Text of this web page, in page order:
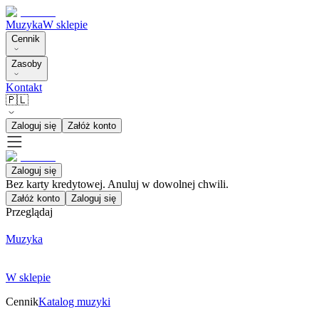
MuzykaW sklepie
Cennik
Zasoby
Kontakt
🇵🇱
Zaloguj się Załóż konto
Zaloguj się
Bez karty kredytowej. Anuluj w dowolnej chwili.
Załóż konto Zaloguj się
Przeglądaj
Muzyka
W sklepie
CennikKatalog muzyki